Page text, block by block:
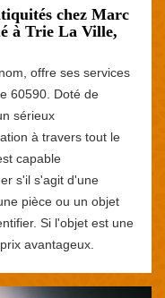
chez Marc
à Trie La Ville,
offre ses services
60590. Doté de
sérieux
à travers tout le
capable
s'il s'agit d'une
pièce ou un objet
Si l'objet est une
avantageux.